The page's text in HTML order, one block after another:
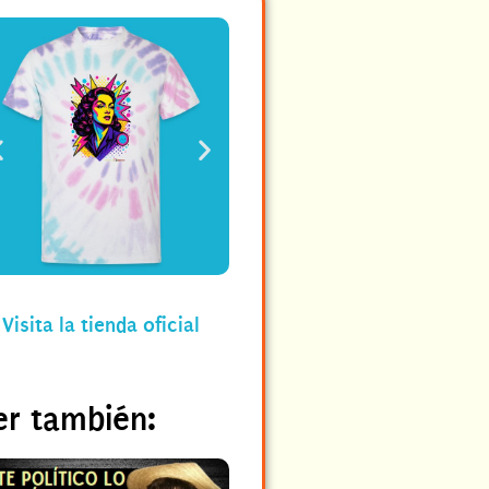
Visita la tienda oficial
también: